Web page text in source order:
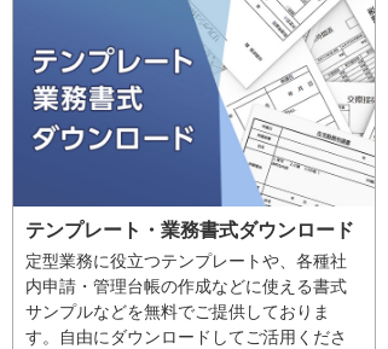
テンプレート・業務書式ダウンロード
定型業務に役立つテンプレートや、各種社
内申請・管理台帳の作成などに使える書式
サンプルなどを無料でご提供しておりま
す。自由にダウンロードしてご活用くださ